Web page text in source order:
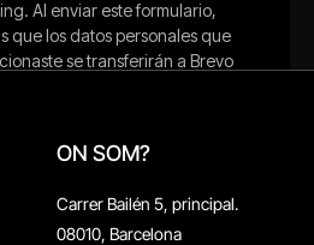
ON SOM?
Carrer Bailén 5, principal.
08010, Barcelona